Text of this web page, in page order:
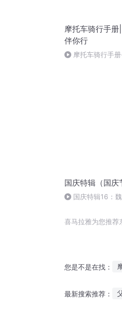
摩托车骑行手
伴你行
摩托车骑行手
国庆特辑（国庆
国庆特辑16：
喜马拉雅为您推荐
您是不是在找：
最新搜索推荐：